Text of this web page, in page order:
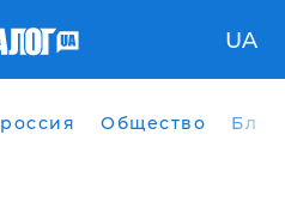
UA
россия Общество